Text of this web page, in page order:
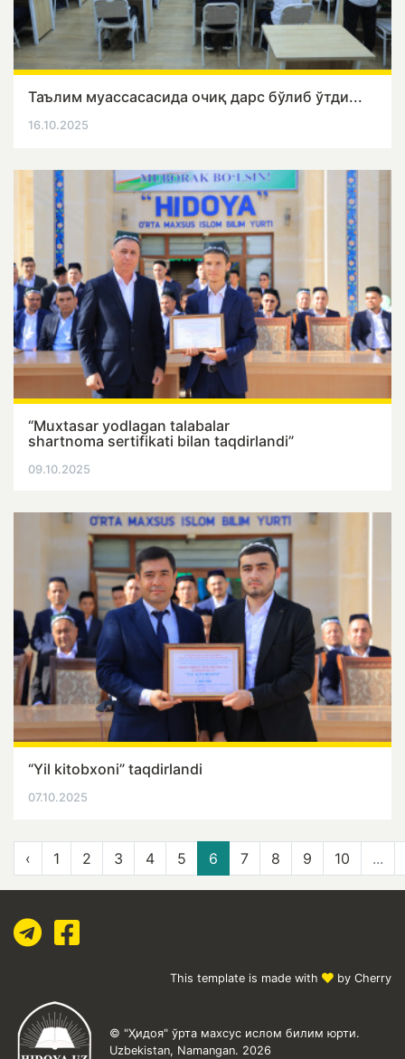
Таълим муассасасида очиқ дарс бўлиб ўтди...
16.10.2025
“Muxtasar yodlagan talabalar
shartnoma sertifikati bilan taqdirlandi”
09.10.2025
“Yil kitobxoni” taqdirlandi
07.10.2025
‹ 1 2 3 4 5 6 7 8 9 10 ...
This template is made with by Cherry
© "Ҳидоя" ўрта махсус ислом билим юрти.
Uzbekistan, Namangan. 2026